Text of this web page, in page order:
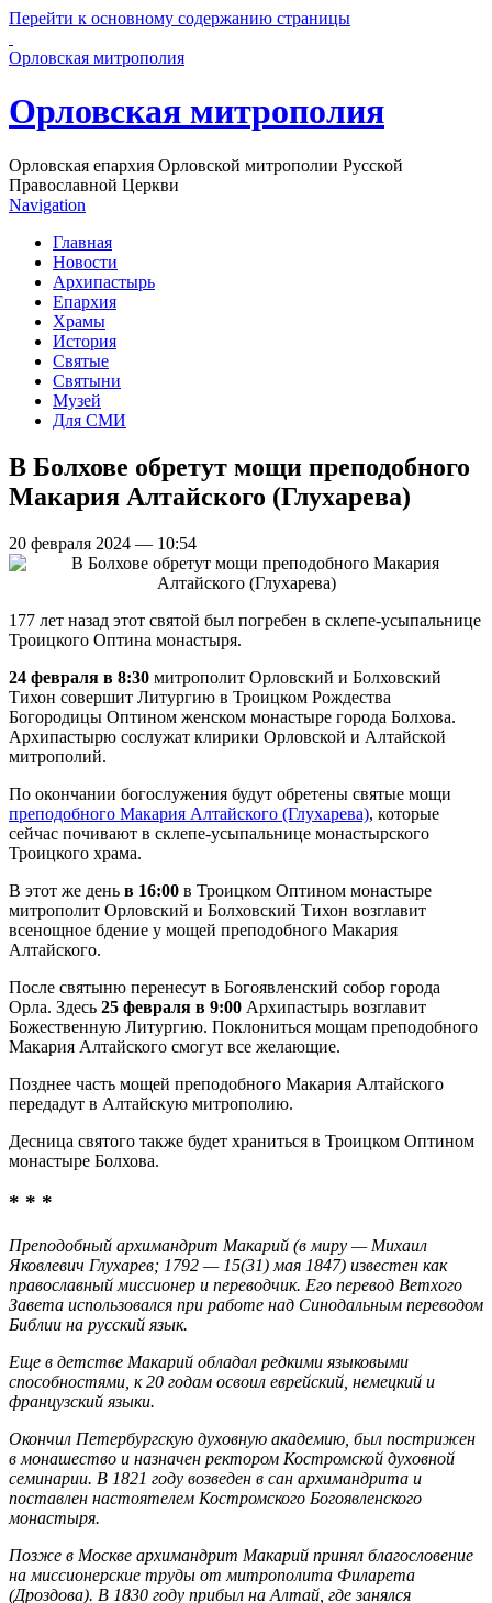
Перейти к основному содержанию страницы
Орловская митрополия
Орловская митрополия
Орловская епархия Орловской митрополии Русской
Православной Церкви
Navigation
Главная
Новости
Архипастырь
Епархия
Храмы
История
Святые
Святыни
Музей
Для СМИ
В Болхове обретут мощи преподобного
Макария Алтайского (Глухарева)
20 февраля 2024 — 10:54
177 лет назад этот святой был погребен в склепе-усыпальнице
Троицкого Оптина монастыря.
24 февраля в 8:30 митрополит Орловский и Болховский
Тихон совершит Литургию в Троицком Рождества
Богородицы Оптином женском монастыре города Болхова.
Архипастырю сослужат клирики Орловской и Алтайской
митрополий.
По окончании богослужения будут обретены святые мощи
преподобного Макария Алтайского (Глухарева), которые
сейчас почивают в склепе-усыпальнице монастырского
Троицкого храма.
В этот же день в 16:00 в Троицком Оптином монастыре
митрополит Орловский и Болховский Тихон возглавит
всенощное бдение у мощей преподобного Макария
Алтайского.
После святыню перенесут в Богоявленский собор города
Орла. Здесь 25 февраля в 9:00 Архипастырь возглавит
Божественную Литургию. Поклониться мощам преподобного
Макария Алтайского смогут все желающие.
Позднее часть мощей преподобного Макария Алтайского
передадут в Алтайскую митрополию.
Десница святого также будет храниться в Троицком Оптином
монастыре Болхова.
* * *
Преподобный архимандрит Макарий (в миру — Михаил
Яковлевич Глухарев; 1792 — 15(31) мая 1847) известен как
православный миссионер и переводчик. Его перевод Ветхого
Завета использовался при работе над Синодальным переводом
Библии на русский язык.
Еще в детстве Макарий обладал редкими языковыми
способностями, к 20 годам освоил еврейский, немецкий и
французский языки.
Окончил Петербургскую духовную академию, был пострижен
в монашество и назначен ректором Костромской духовной
семинарии. В 1821 году возведен в сан архимандрита и
поставлен настоятелем Костромского Богоявленского
монастыря.
Позже в Москве архимандрит Макарий принял благословение
на миссионерские труды от митрополита Филарета
(Дроздова). В 1830 году прибыл на Алтай, где занялся